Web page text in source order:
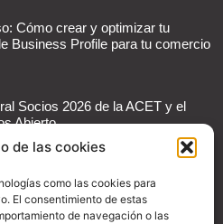
de las cookies
como las cookies para
El consentimiento de estas
de navegación o las
Cómo crear y optimizar tu
Business Profile para tu comercio
Socios 2026 de la ACET y el
Abierto